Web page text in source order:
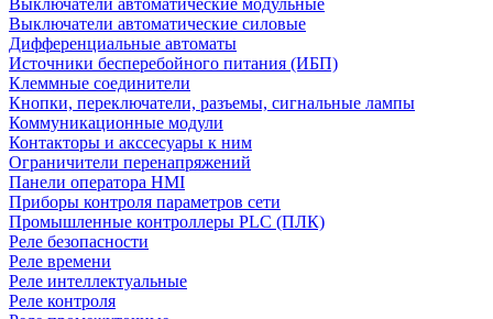
Выключатели автоматические модульные
Выключатели автоматические силовые
Дифференциальные автоматы
Источники бесперебойного питания (ИБП)
Клеммные соединители
Кнопки, переключатели, разъемы, сигнальные лампы
Коммуникационные модули
Контакторы и акссесуары к ним
Ограничители перенапряжений
Панели оператора HMI
Приборы контроля параметров сети
Промышленные контроллеры PLC (ПЛК)
Реле безопасности
Реле времени
Реле интеллектуальные
Реле контроля